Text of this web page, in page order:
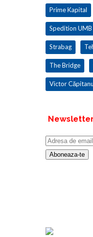
Prime Kapital
Spedition UMB
Strabag
The Bridge
Victor Căpitanu